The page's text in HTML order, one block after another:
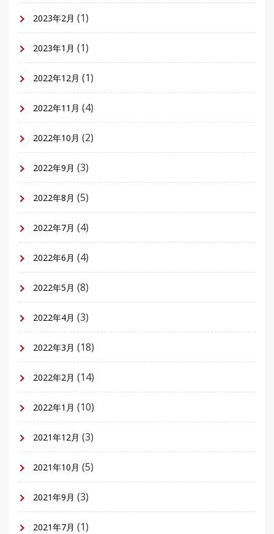
2023年2月 (1)
2023年1月 (1)
2022年12月 (1)
2022年11月 (4)
2022年10月 (2)
2022年9月 (3)
2022年8月 (5)
2022年7月 (4)
2022年6月 (4)
2022年5月 (8)
2022年4月 (3)
2022年3月 (18)
2022年2月 (14)
2022年1月 (10)
2021年12月 (3)
2021年10月 (5)
2021年9月 (3)
2021年7月 (1)